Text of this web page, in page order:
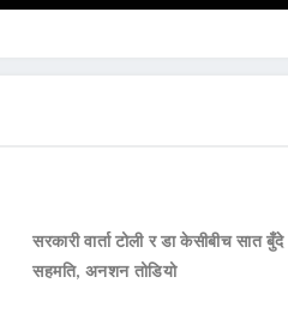
सरकारी वार्ता टोली र डा केसीबीच सात बुँदे
सहमति, अनशन तोडियो